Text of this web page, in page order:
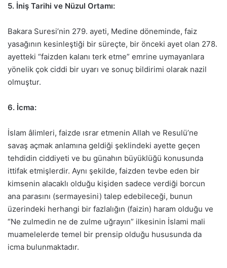
5. İniş Tarihi ve Nüzul Ortamı:
Bakara Suresi’nin 279. ayeti, Medine döneminde, faiz
yasağının kesinleştiği bir süreçte, bir önceki ayet olan 278.
ayetteki “faizden kalanı terk etme” emrine uymayanlara
yönelik çok ciddi bir uyarı ve sonuç bildirimi olarak nazil
olmuştur.
6. İcma:
İslam âlimleri, faizde ısrar etmenin Allah ve Resulü’ne
savaş açmak anlamına geldiği şeklindeki ayette geçen
tehdidin ciddiyeti ve bu günahın büyüklüğü konusunda
ittifak etmişlerdir. Aynı şekilde, faizden tevbe eden bir
kimsenin alacaklı olduğu kişiden sadece verdiği borcun
ana parasını (sermayesini) talep edebileceği, bunun
üzerindeki herhangi bir fazlalığın (faizin) haram olduğu ve
“Ne zulmedin ne de zulme uğrayın” ilkesinin İslami mali
muamelelerde temel bir prensip olduğu hususunda da
icma bulunmaktadır.